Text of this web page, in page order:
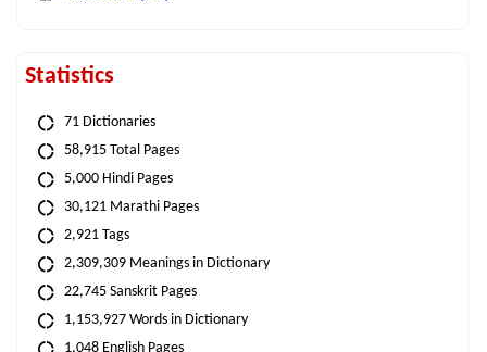
Statistics
71 Dictionaries
58,915 Total Pages
5,000 Hindi Pages
30,121 Marathi Pages
2,921 Tags
2,309,309 Meanings in Dictionary
22,745 Sanskrit Pages
1,153,927 Words in Dictionary
1,048 English Pages